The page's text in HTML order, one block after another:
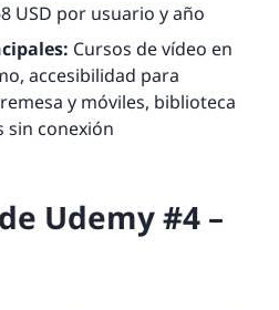
USD por usuario y año
Cursos de vídeo en
accesibilidad para
y móviles, biblioteca
sin conexión
Udemy #4 –